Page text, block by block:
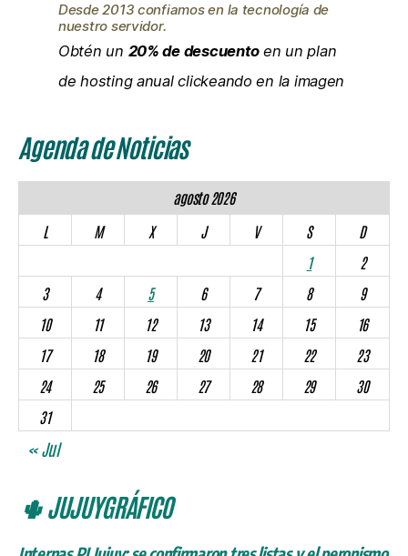
Desde 2013 confiamos en la tecnología de
nuestro servidor.
Obtén un 20% de descuentoen un plan
de hosting anual clickeando en la imagen
Agenda de Noticias
agosto 2026
L
M X J V S
D
1
2
3
4 5 6 7 8
9
10
11 12 13 14 15
16
17
18 19 20 21 22
23
24
25 26 27 28 29
30
31
« Jul
🌵 JUJUYGRÁFICO